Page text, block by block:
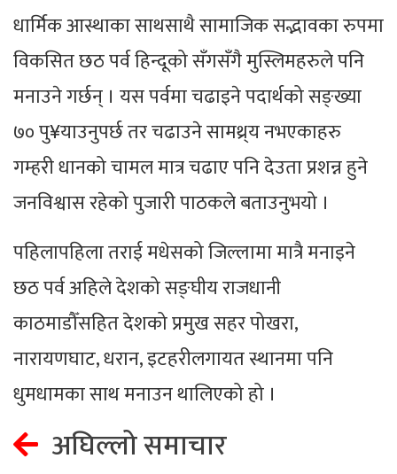
धार्मिक आस्थाका साथसाथै सामाजिक सद्भावका रुपमा
विकसित छठ पर्व हिन्दूको सँगसँगै मुस्लिमहरुले पनि
मनाउने गर्छन् । यस पर्वमा चढाइने पदार्थको सङ्ख्या
७० पु¥याउनुपर्छ तर चढाउने सामथ्र्य नभएकाहरु
गम्हरी धानको चामल मात्र चढाए पनि देउता प्रशन्न हुने
जनविश्वास रहेको पुजारी पाठकले बताउनुभयो ।
पहिलापहिला तराई मधेसको जिल्लामा मात्रै मनाइने
छठ पर्व अहिले देशको सङ्घीय राजधानी
काठमाडौँसहित देशको प्रमुख सहर पोखरा,
नारायणघाट, धरान, इटहरीलगायत स्थानमा पनि
धुमधामका साथ मनाउन थालिएको हो ।
अघिल्लो समाचार